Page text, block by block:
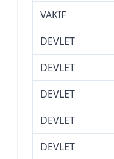
VAKIF
DEVLET
DEVLET
DEVLET
DEVLET
DEVLET